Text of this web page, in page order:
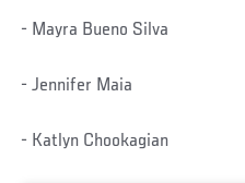
- Mayra Bueno Silva
- Jennifer Maia
- Katlyn Chookagian